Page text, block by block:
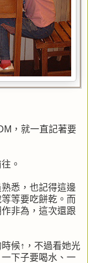
，就一直記著要
。
悉，也記得這邊
等要吃餅乾。而
非為，這次還跟
候↑，不過看她光
下子要喝水、一